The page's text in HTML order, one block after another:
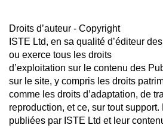
Droits d’auteur - Copyright
ISTE Ltd, en sa qualité d’éditeur
ou exerce tous les droits
d’exploitation sur le contenu des
sur le site, y compris les droits
comme les droits d’adaptation, de
reproduction, et ce, sur tout
publiées par ISTE Ltd et leur